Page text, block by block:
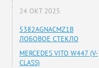
24 ОКТ 2025
5382AGNACMZ1B
ЛОБОВОЕ СТЕКЛО
MERCEDES VITO W447 (V-
CLASS)